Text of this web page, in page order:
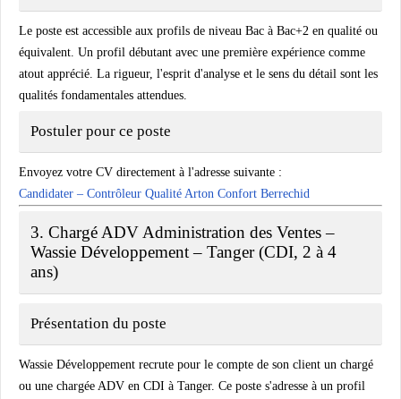
Le poste est accessible aux profils de niveau Bac à Bac+2 en qualité ou
équivalent. Un profil débutant avec une première expérience comme
atout apprécié. La rigueur, l'esprit d'analyse et le sens du détail sont les
qualités fondamentales attendues.
Postuler pour ce poste
Envoyez votre CV directement à l'adresse suivante :
Candidater – Contrôleur Qualité Arton Confort Berrechid
3. Chargé ADV Administration des Ventes –
Wassie Développement – Tanger (CDI, 2 à 4
ans)
Présentation du poste
Wassie Développement recrute pour le compte de son client un chargé
ou une chargée ADV en CDI à Tanger. Ce poste s'adresse à un profil